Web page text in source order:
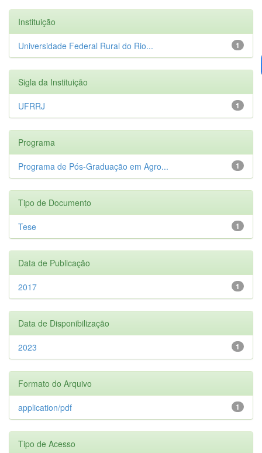
Instituição
1
Universidade Federal Rural do Rio...
Sigla da Instituição
1
UFRRJ
Programa
1
Programa de Pós-Graduação em Agro...
Tipo de Documento
1
Tese
Data de Publicação
1
2017
Data de Disponibilização
1
2023
Formato do Arquivo
1
application/pdf
Tipo de Acesso